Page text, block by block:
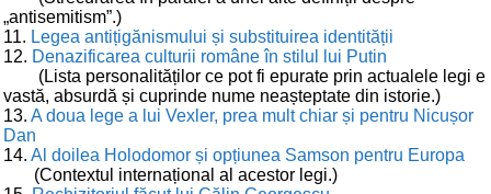
„antisemitism”.)
11. Legea antițigănismului și substituirea identității
12. Denazificarea culturii române în stilul lui Putin
(Lista personalităților ce pot fi epurate prin actualele legi e
vastă, absurdă și cuprinde nume neașteptate din istorie.)
13. A doua lege a lui Vexler, prea mult chiar și pentru Nicușor
Dan
14. Al doilea Holodomor și opțiunea Samson pentru Europa
(Contextul internațional al acestor legi.)